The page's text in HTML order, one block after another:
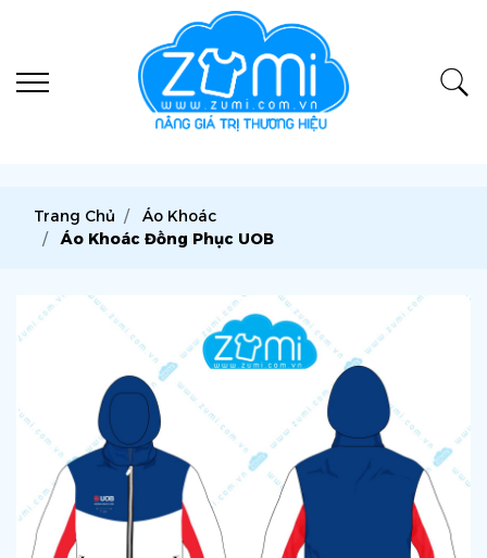
Trang Chủ
Áo Khoác
Áo Khoác Đồng Phục UOB